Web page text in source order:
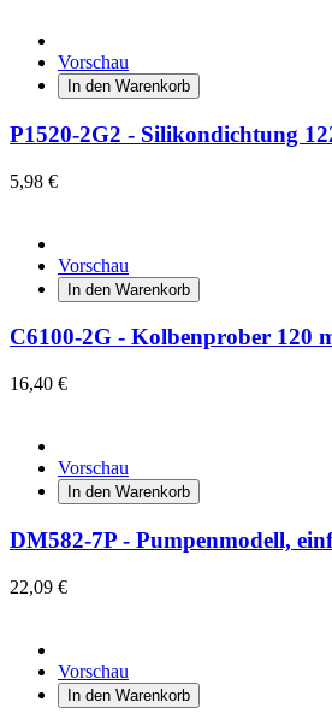
Vorschau
In den Warenkorb
P1520-2G2 - Silikondichtung
5,98 €
Vorschau
In den Warenkorb
C6100-2G - Kolbenprober 120
16,40 €
Vorschau
In den Warenkorb
DM582-7P - Pumpenmodell,
22,09 €
Vorschau
In den Warenkorb